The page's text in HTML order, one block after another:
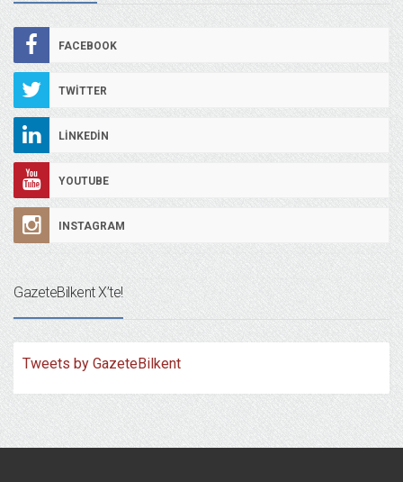
FACEBOOK
TWITTER
LINKEDIN
YOUTUBE
INSTAGRAM
GazeteBilkent X’te!
Tweets by GazeteBilkent